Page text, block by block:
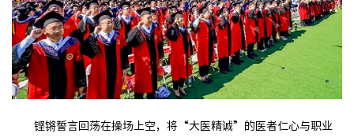
铿锵誓言回荡在操场上空，将“大医精诚”的医者仁心与职业